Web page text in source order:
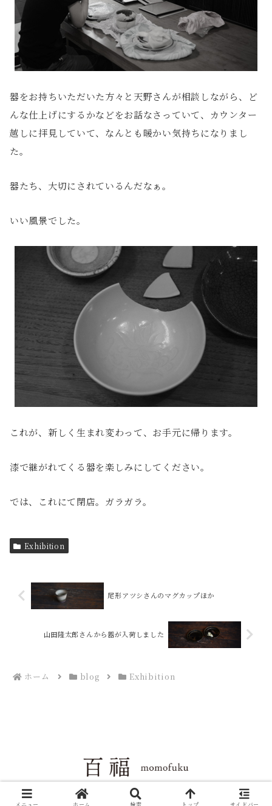
器をお持ちいただいた方々と天野さんが相談しながら、ど
んな仕上げにするかなどをお話なさっていて、カウンター
越しに拝見していて、なんとも暖かい気持ちになりまし
た。
器たち、大切にされているんだなぁ。
いい風景でした。
これが、新しく生まれ変わって、お手元に帰ります。
漆で継がれてくる器を楽しみにしてください。
では、これにて閉店。ガラガラ。
Exhibition
尾形アツシさんのマグカップほか
山田隆太郎さんから器が入荷しました
ホーム blog Exhibition
Copyright © 2004-2026 百福 All Rights Reserved.